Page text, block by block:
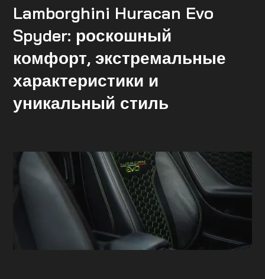
Lamborghini Huracan Evo
Spyder: роскошный
комфорт, экстремальные
характеристики и
уникальный стиль